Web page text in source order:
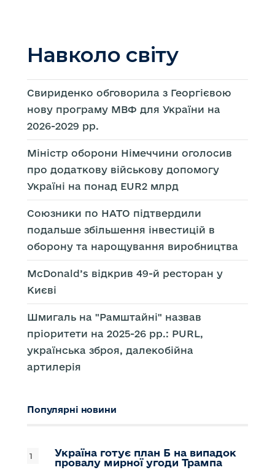
Навколо світу
Свириденко обговорила з Георгієвою
нову програму МВФ для України на
2026-2029 рр.
Міністр оборони Німеччини оголосив
про додаткову військову допомогу
Україні на понад EUR2 млрд
Союзники по НАТО підтвердили
подальше збільшення інвестицій в
оборону та нарощування виробництва
McDonald’s відкрив 49-й ресторан у
Києві
Шмигаль на "Рамштайні" назвав
пріоритети на 2025-26 рр.: PURL,
українська зброя, далекобійна
артилерія
Популярні новини
Україна готує план Б на випадок
провалу мирної угоди Трампа